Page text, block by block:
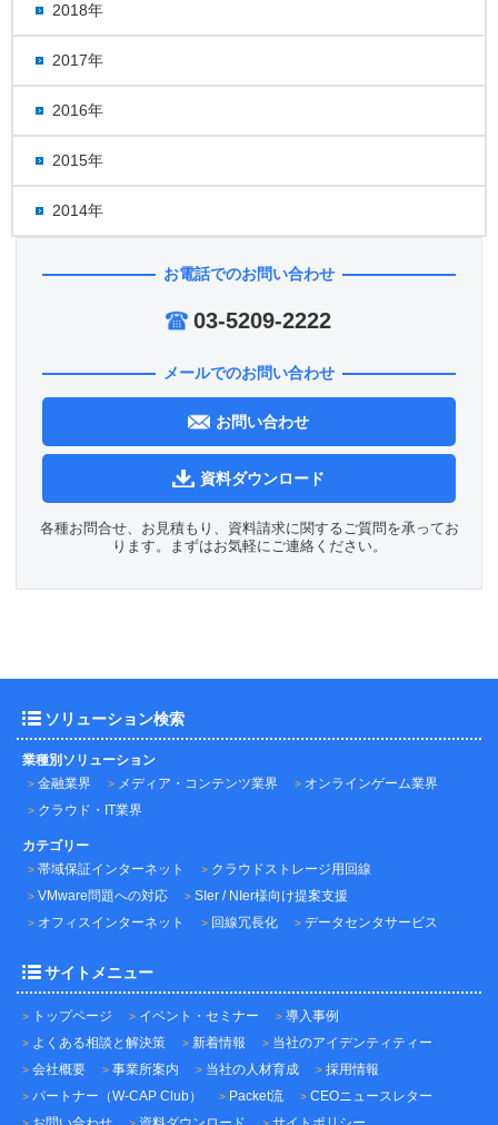
2018年
2017年
2016年
2015年
2014年
お電話でのお問い合わせ
03-5209-2222
メールでのお問い合わせ
お問い合わせ
資料ダウンロード
各種お問合せ、お見積もり、資料請求に関するご質問を承ってお
ります。まずはお気軽にご連絡ください。
ソリューション検索
業種別ソリューション
金融業界
メディア・コンテンツ業界
オンラインゲーム業界
クラウド・IT業界
カテゴリー
帯域保証インターネット
クラウドストレージ用回線
VMware問題への対応
SIer / NIer様向け提案支援
オフィスインターネット
回線冗長化 データセンタサービス
サイトメニュー
トップページ イベント・セミナー
導入事例
よくある相談と解決策
新着情報
当社のアイデンティティー
会社概要
事業所案内 当社の人材育成
採用情報
パートナー（W-CAP Club）
Packet流
CEOニュースレター